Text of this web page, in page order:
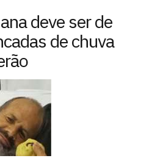
deve ser de
de chuva